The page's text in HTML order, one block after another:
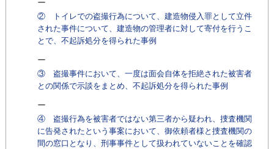
② トイレでの盗撮行為について、建造物侵入罪として立件
された事件について、建造物の管理者に対して寄付を行うこ
とで、不起訴処分を得られた事例
③ 盗撮事件において、一度は面会自体を拒絶された被害者
との関係で示談をまとめ、不起訴処分を得られた事例
④ 盗撮行為を被害者ではない第三者から疑われ、捜査機関
に告発されたという事案において、御依頼者様と捜査機関の
間の窓口となり、刑事事件として扱われていないことを確認